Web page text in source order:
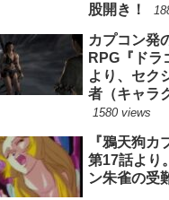
股開き！
カプコン発
RPG『ドラ
より、セク
者（キャラ
1580 views
『鴉天狗カ
第17話より
ン朱雀の受